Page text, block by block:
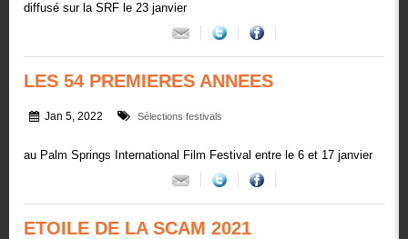
diffusé sur la SRF le 23 janvier
LES 54 PREMIERES ANNEES
Jan 5, 2022 Sélections festivals
au Palm Springs International Film Festival entre le 6 et 17 janvier
ETOILE DE LA SCAM 2021